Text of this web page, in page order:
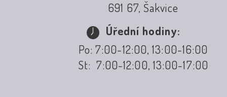
691 67, Šakvice
Úřední hodiny:
Po: 7:00-12:00, 13:00-16:00
St: 7:00-12:00, 13:00-17:00